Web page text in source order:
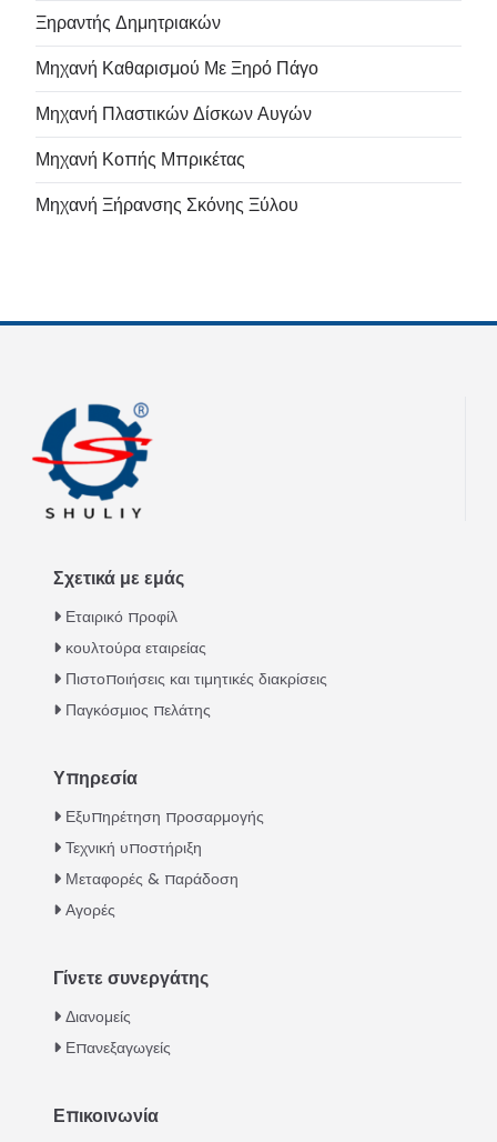
Ξηραντής Δημητριακών
Μηχανή Καθαρισμού Με Ξηρό Πάγο
Μηχανή Πλαστικών Δίσκων Αυγών
Μηχανή Κοπής Μπρικέτας
Μηχανή Ξήρανσης Σκόνης Ξύλου
Σχετικά με εμάς
Εταιρικό προφίλ
κουλτούρα εταιρείας
Πιστοποιήσεις και τιμητικές διακρίσεις
Παγκόσμιος πελάτης
Υπηρεσία
Εξυπηρέτηση προσαρμογής
Τεχνική υποστήριξη
Μεταφορές & παράδοση
Αγορές
Γίνετε συνεργάτης
Διανομείς
Επανεξαγωγείς
Επικοινωνία